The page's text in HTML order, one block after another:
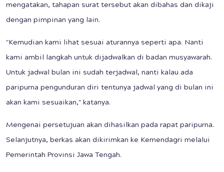
mengatakan, tahapan surat tersebut akan dibahas dan dikaji
dengan pimpinan yang lain.
"Kemudian kami lihat sesuai aturannya seperti apa. Nanti
kami ambil langkah untuk dijadwalkan di badan musyawarah.
Untuk jadwal bulan ini sudah terjadwal, nanti kalau ada
paripurna pengunduran diri tentunya jadwal yang di bulan ini
akan kami sesuaikan," katanya.
Mengenai persetujuan akan dihasilkan pada rapat paripurna.
Selanjutnya, berkas akan dikirimkan ke Kemendagri melalui
Pemerintah Provinsi Jawa Tengah.